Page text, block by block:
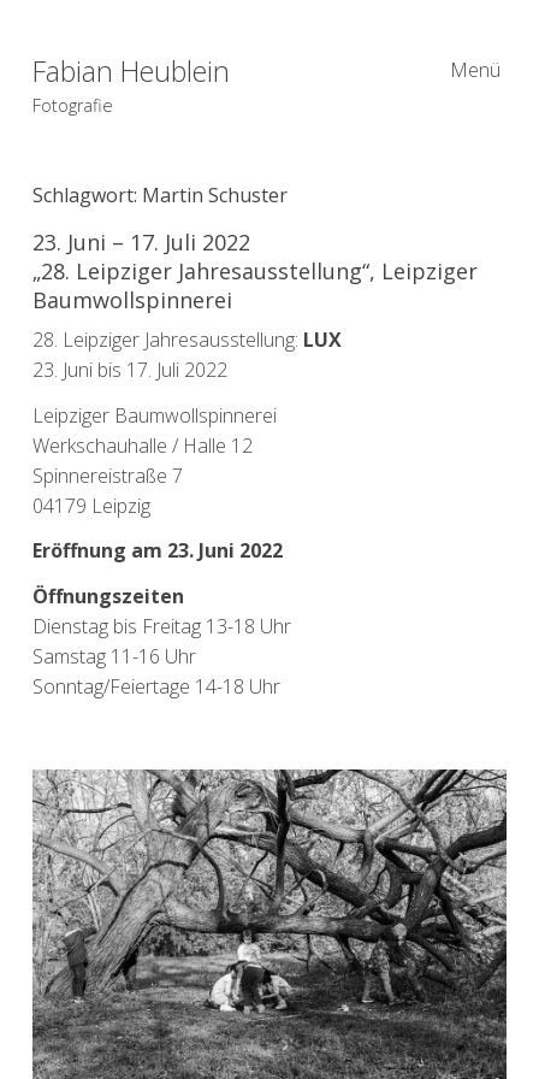
Fabian Heublein
Fotografie
Menü
Schlagwort: Martin Schuster
23. Juni – 17. Juli 2022
„28. Leipziger Jahresausstellung“, Leipziger
Baumwollspinnerei
28. Leipziger Jahresausstellung: LUX
23. Juni bis 17. Juli 2022
Leipziger Baumwollspinnerei
Werkschauhalle / Halle 12
Spinnereistraße 7
04179 Leipzig
Eröffnung am 23. Juni 2022
Öffnungszeiten
Dienstag bis Freitag 13-18 Uhr
Samstag 11-16 Uhr
Sonntag/Feiertage 14-18 Uhr